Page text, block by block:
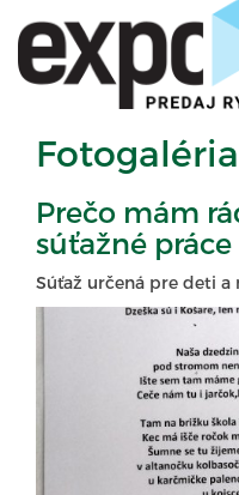
Fotogaléria
Prečo mám
súťažné práce
Súťaž určená pre deti a